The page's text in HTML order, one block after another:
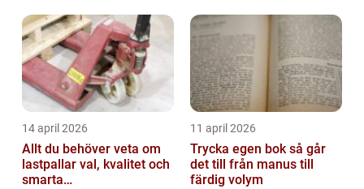
14 april 2026
Allt du behöver veta om
lastpallar val, kvalitet och
smarta
11 april 2026
Trycka egen bok så går
det till från manus till
färdig volym